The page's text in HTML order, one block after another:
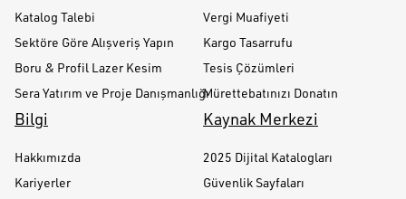
Katalog Talebi
Sektöre Göre Alışveriş Yapın
Boru & Profil Lazer Kesim
Sera Yatırım ve Proje Danışmanlığı
Vergi Muafiyeti
Kargo Tasarrufu
Tesis Çözümleri
Mürettebatınızı Donatın
Bilgi
Hakkımızda
Kariyerler
Kaynak Merkezi
2025 Dijital Katalogları
Güvenlik Sayfaları